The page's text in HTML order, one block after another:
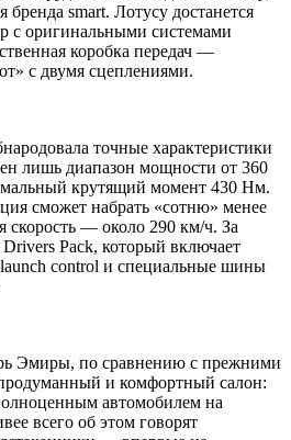
бренда smart. Лотусу достанется
с оригинальными системами
коробка передач —
с двумя сцеплениями.
точные характеристики
лишь диапазон мощности от 360
крутящий момент 430 Нм.
сможет набрать «сотню» менее
скорость — около 290 км/ч. За
Pack, который включает
control и специальные шины
Эмиры, по сравнению с прежними
и комфортный салон:
автомобилем на
всего об этом говорят